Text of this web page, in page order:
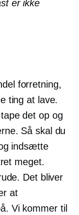
er ikke
forretning,
ting at lave.
det op og
Så skal du
indsætte
meget.
Det bliver
at
Vi kommer til